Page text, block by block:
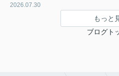
2026.07.30
もっと
ブログト